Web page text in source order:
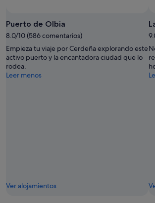
Puerto de Olbia
8.0/10 (586 comentarios)
Empieza tu viaje por Cerdeña explorando este
activo puerto y la encantadora ciudad que lo
rodea.
Leer menos
Ver alojamientos